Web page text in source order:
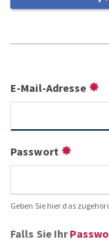
E-Mail-Adresse
Passwort
Geben Sie hier das
Falls Sie Ihr